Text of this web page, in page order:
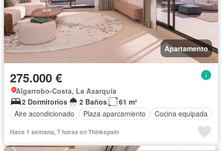
Apartamento
275.000 €
Algarrobo-Costa, La Axarquía
2 Dormitorios
2 Baños
61 m²
Aire acondicionado
Plaza aparcamiento Cocina equipada
Hace 1 semana, 7 horas en Thinkspain